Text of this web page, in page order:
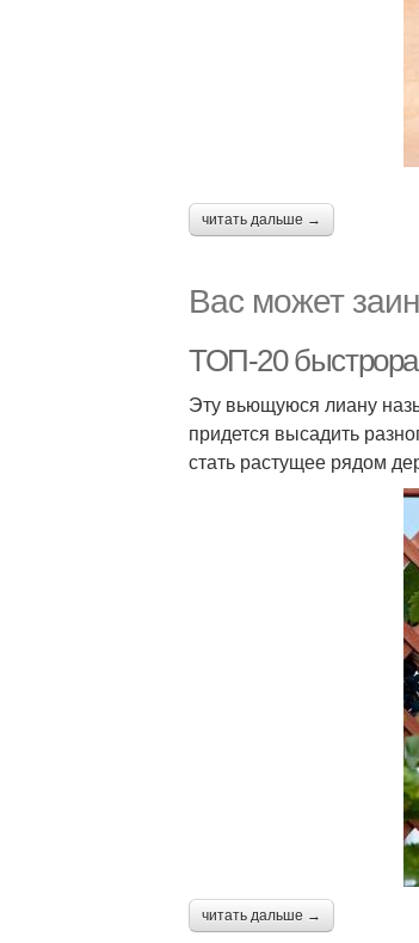
читать дальше →
Вас может
ТОП-20
Эту вьющуюся лиану
придется высадить
стать растущее рядом
читать дальше →